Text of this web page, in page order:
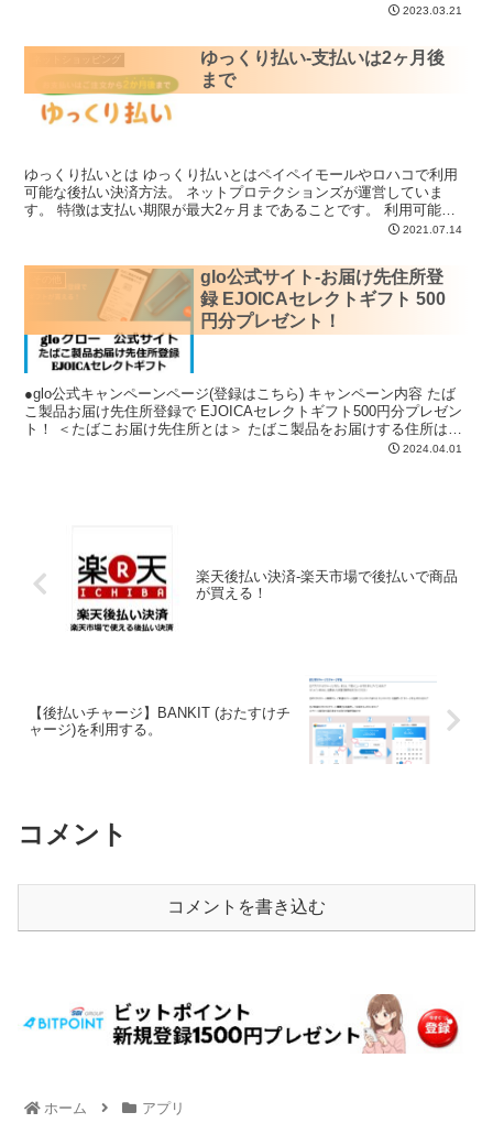
2023.03.21
ネットショッピング
ゆっくり払い-支払いは2ヶ月後
まで
ゆっくり払いとは ゆっくり払いとはペイペイモールやロハコで利用
可能な後払い決済方法。 ネットプロテクションズが運営していま
す。 特徴は支払い期限が最大2ヶ月まであることです。 利用可能金
2021.07.14
glo公式サイト-お届け先住所登
録 EJOICAセレクトギフト 500
円分プレゼント！
●glo公式キャンペーンページ(登録はこちら) キャンペーン内容 たば
こ製品お届け先住所登録で EJOICAセレクトギフト500円分プレゼン
ト！ ＜たばこお届け先住所とは＞ たばこ製品をお届けする住所は、
2024.04.01
楽天後払い決済-楽天市場で後払いで商品
が買える！
【後払いチャージ】BANKIT (おたすけチ
ャージ)を利用する。
コメント
コメントを書き込む
ホーム アプリ